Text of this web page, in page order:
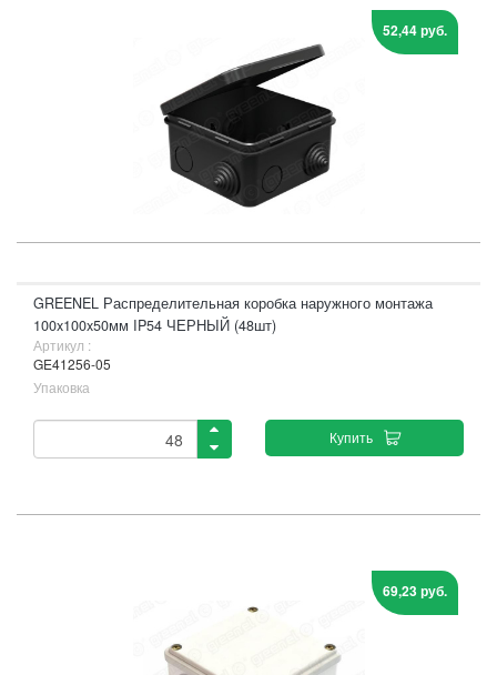
52,44 руб.
GREENEL Распределительная коробка наружного монтажа
100x100x50мм IP54 ЧЕРНЫЙ (48шт)
Артикул :
GE41256-05
Упаковка
Купить
69,23 руб.